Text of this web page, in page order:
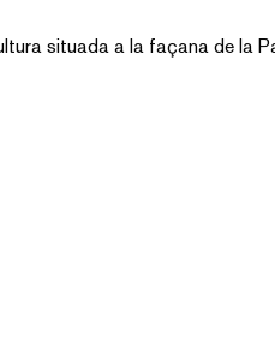
situada a la façana de la